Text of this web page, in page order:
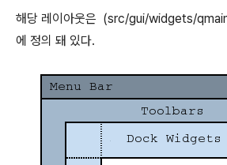
해당 레이아웃은 (src/gui/widgets/
에 정의 돼 있다.